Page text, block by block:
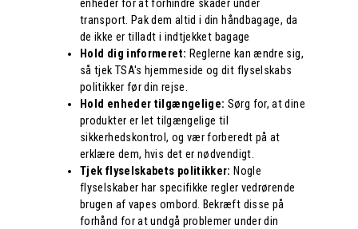
enheder for at forhindre skader under
transport. Pak dem altid i din håndbagage, da
de ikke er tilladt i indtjekket bagage
Hold dig informeret: Reglerne kan ændre sig,
så tjek TSA's hjemmeside og dit flyselskabs
politikker før din rejse.
Hold enheder tilgængelige: Sørg for, at dine
produkter er let tilgængelige til
sikkerhedskontrol, og vær forberedt på at
erklære dem, hvis det er nødvendigt.
Tjek flyselskabets politikker: Nogle
flyselskaber har specifikke regler vedrørende
brugen af vapes ombord. Bekræft disse på
forhånd for at undgå problemer under din